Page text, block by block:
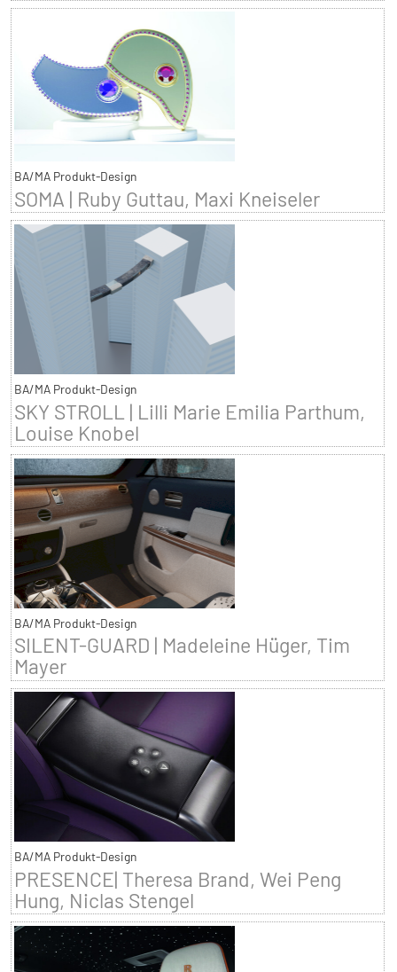
BA/MA Produkt-Design
SOMA | Ruby Guttau, Maxi Kneiseler
BA/MA Produkt-Design
SKY STROLL | Lilli Marie Emilia Parthum,
Louise Knobel
BA/MA Produkt-Design
SILENT-GUARD | Madeleine Hüger, Tim
Mayer
BA/MA Produkt-Design
PRESENCE| Theresa Brand, Wei Peng
Hung, Niclas Stengel